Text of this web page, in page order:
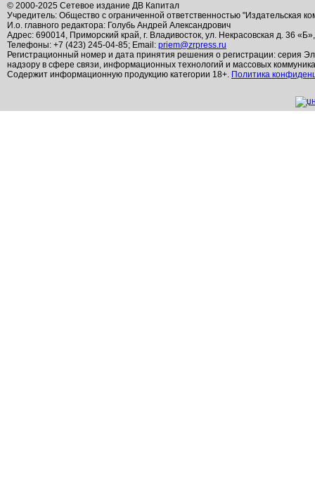
© 2000-2025 Сетевое издание ДВ Капитал
Учредитель: Общество с ограниченной ответственностью "Издательская
И.о. главного редактора: Голубь Андрей Александрович
Адрес: 690014, Приморский край, г. Владивосток, ул. Некрасовская д. 36
Телефоны: +7 (423) 245-04-85; Email: priem@zrpress.ru
Регистрационный номер и дата принятия решения о регистрации: серия
надзору в сфере связи, информационных технологий и массовых
Содержит информационную продукцию категории 18+. Политика